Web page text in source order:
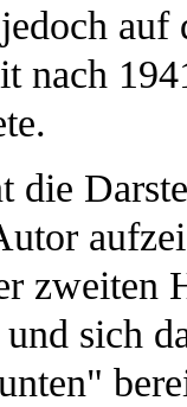
nach
die
zweiten
sich